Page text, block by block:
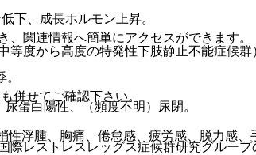
下、成長ホルモン上昇。
蛋白陽性、（頻度不明）尿閉。
浮腫、胸痛、倦怠感、疲労感、脱力感、
度から高度の特発性下肢静止不能症候群
際レストレスレッグス症候群研究グルー
関連情報へ簡単にアクセスができます。
併せてご確認下さい。